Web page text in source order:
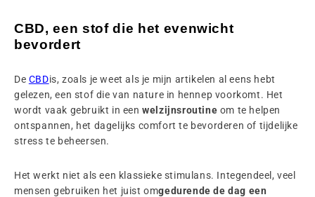
CBD, een stof die het evenwicht
bevordert
De CBDis, zoals je weet als je mijn artikelen al eens hebt
gelezen, een stof die van nature in hennep voorkomt. Het
wordt vaak gebruikt in een welzijnsroutine om te helpen
ontspannen, het dagelijks comfort te bevorderen of tijdelijke
stress te beheersen.
Het werkt niet als een klassieke stimulans. Integendeel, veel
mensen gebruiken het juist omgedurende de dag een